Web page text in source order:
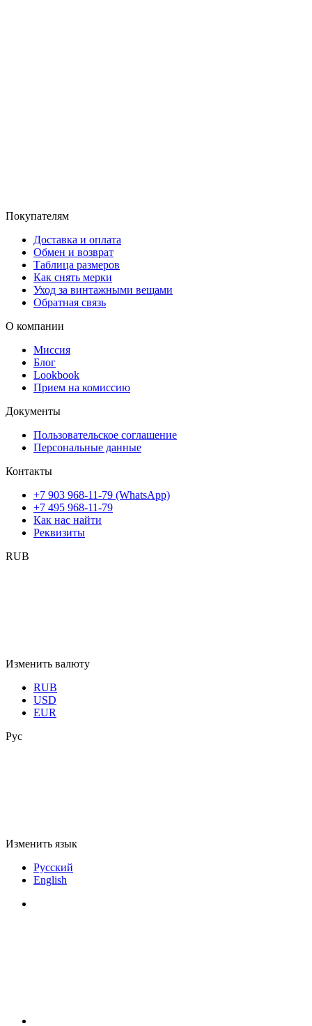
Покупателям
Доставка и оплата
Обмен и возврат
Таблица размеров
Как снять мерки
Уход за винтажными вещами
Обратная связь
О компании
Миссия
Блог
Lookbook
Прием на комиссию
Документы
Пользовательское соглашение
Персональные данные
Контакты
+7 903 968-11-79 (WhatsApp)
+7 495 968-11-79
Как нас найти
Реквизиты
RUB
Изменить валюту
RUB
USD
EUR
Рус
Изменить язык
Русский
English